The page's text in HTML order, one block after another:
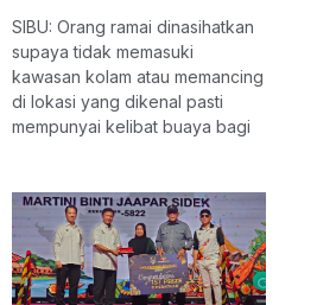
SIBU: Orang ramai dinasihatkan
supaya tidak memasuki
kawasan kolam atau memancing
di lokasi yang dikenal pasti
mempunyai kelibat buaya bagi